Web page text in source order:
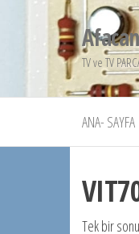
TV ve TV
ANA- SAYFA
Tek bir